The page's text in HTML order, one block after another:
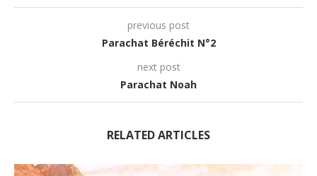
previous post
Parachat Béréchit N°2
next post
Parachat Noah
RELATED ARTICLES